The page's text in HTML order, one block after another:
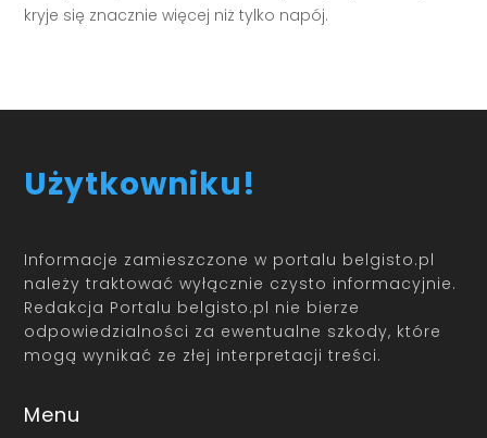
kryje się znacznie więcej niż tylko napój.
Użytkowniku!
Informacje zamieszczone w portalu belgisto.pl
należy traktować wyłącznie czysto informacyjnie.
Redakcja Portalu belgisto.pl nie bierze
odpowiedzialności za ewentualne szkody, które
mogą wynikać ze złej interpretacji treści.
Menu